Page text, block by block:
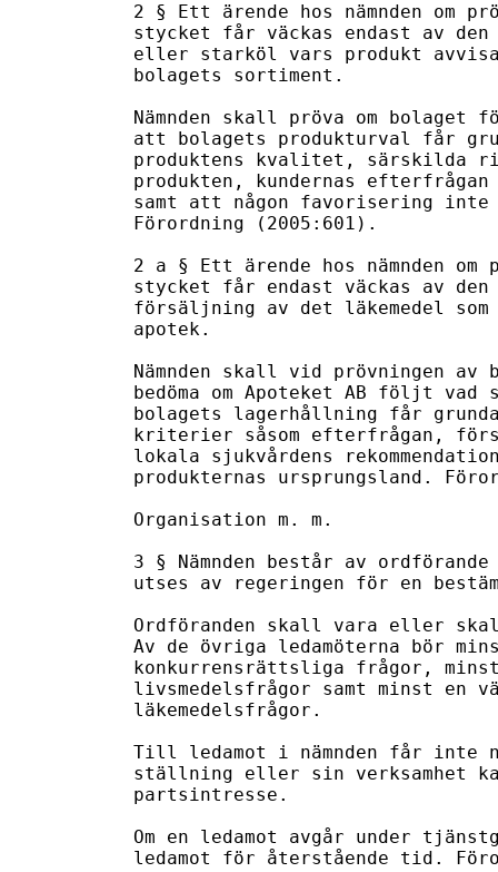
2 § Ett ärende hos nämnden om
stycket får väckas endast av
eller starköl vars produkt
bolagets sortiment.
Nämnden skall pröva om
att bolagets produkturval får
produktens kvalitet, särskilda
produkten, kundernas efterfrågan
samt att någon favorisering inte
Förordning (2005:601).
2 a § Ett ärende hos nämnden
stycket får endast väckas av den
försäljning av det läkemedel
apotek.
Nämnden skall vid prövningen
bedöma om Apoteket AB följt
bolagets lagerhållning får
kriterier såsom efterfrågan,
lokala sjukvårdens
produkternas ursprungsland.
Organisation m. m.
3 § Nämnden består av
utses av regeringen för en
Ordföranden skall vara eller
Av de övriga ledamöterna bör
konkurrensrättsliga frågor,
livsmedelsfrågor samt minst en
läkemedelsfrågor.
Till ledamot i nämnden får inte
ställning eller sin verksamhet
partsintresse.
Om en ledamot avgår under
ledamot för återstående tid.